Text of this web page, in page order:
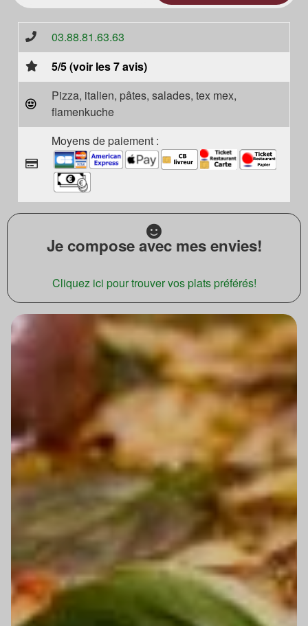
03.88.81.63.63
5/5 (voir les 7 avis)
Pizza, italien, pâtes, salades, tex mex,
flamenkuche
Moyens de paiement :
Je compose avec mes envies!
Cliquez ici pour trouver vos plats préférés!